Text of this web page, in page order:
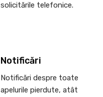
solicitările telefonice.
Notificări
Notificări despre toate
apelurile pierdute, atât